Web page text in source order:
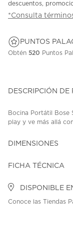
descuentos,
*Consulta
PUNTOS
Obtén 520 Puntos
DESCRIPCIÓN DE
Bocina Portátil Bose
play y ve más allá
DIMENSIONES
FICHA TÉCNICA
DISPONIBLE
Conoce las Tiendas